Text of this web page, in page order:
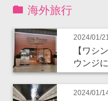
海外旅行
2024/01/21
【ワシ
ウンジ
2024/01/